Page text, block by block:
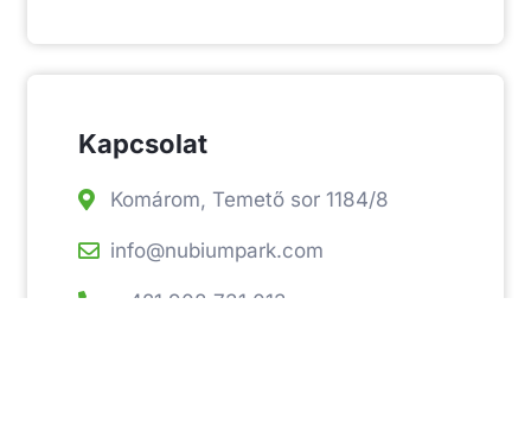
Kapcsolat
Komárom, Temető sor 1184/8
info@nubiumpark.com
+ 421 908 731 013